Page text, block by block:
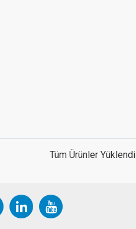
Tüm Ürünler Yüklendi